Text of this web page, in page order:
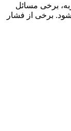
برخی مسائل
برخی از فشار